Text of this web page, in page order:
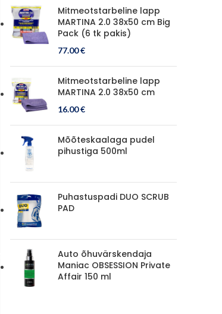
Mitmeotstarbeline lapp
MARTINA 2.0 38x50 cm Big
Pack (6 tk pakis)
77.00€
Mitmeotstarbeline lapp
MARTINA 2.0 38x50 cm
16.00€
Mõõteskaalaga pudel
pihustiga 500ml
Puhastuspadi DUO SCRUB
PAD
Auto õhuvärskendaja
Maniac OBSESSION Private
Affair 150 ml